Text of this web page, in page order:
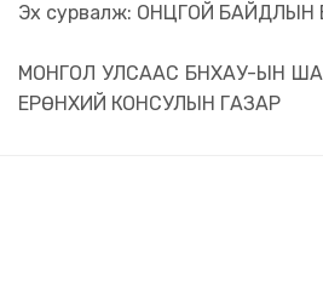
Эх сурвалж: ОНЦГОЙ БАЙДЛЫН
МОНГОЛ УЛСААС БНХАУ-ЫН
ЕРӨНХИЙ КОНСУЛЫН ГАЗАР